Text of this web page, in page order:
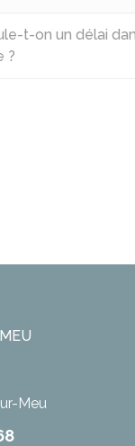
t-on un délai
?
Meu